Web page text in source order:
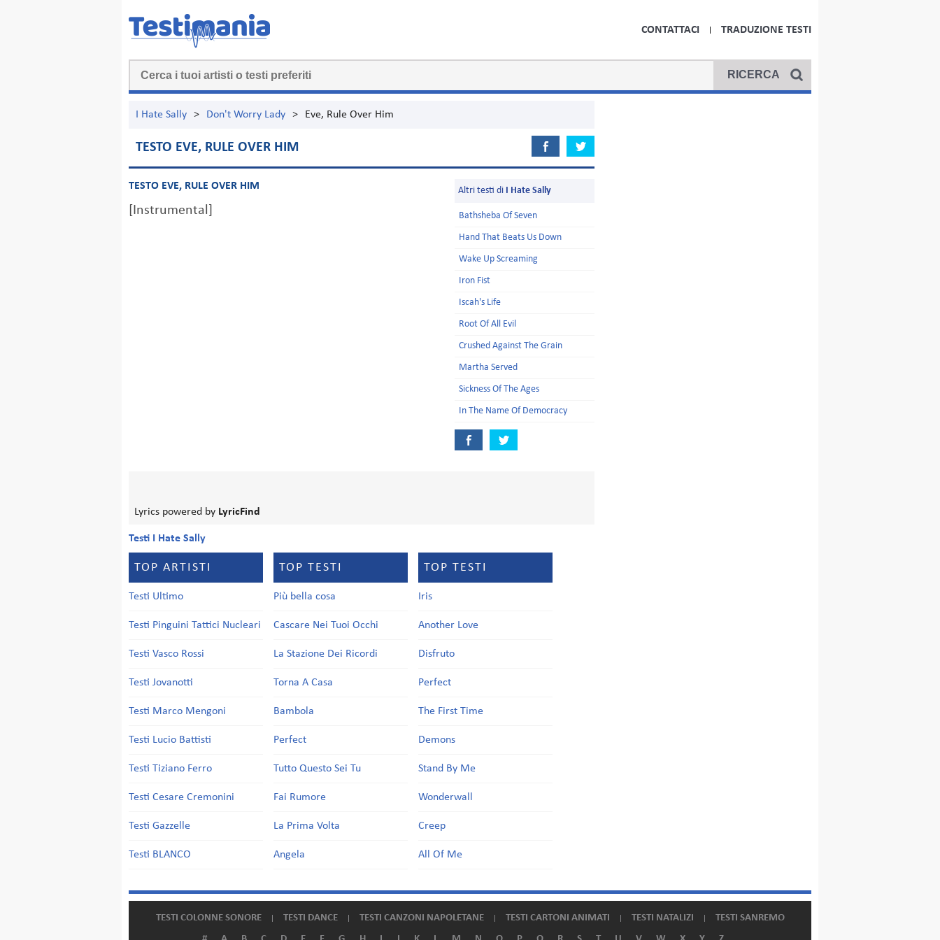
CONTATTACI TRADUZIONE TESTI
I Hate Sally > Don't Worry Lady > Eve, Rule Over Him
TESTO EVE, RULE OVER HIM
TESTO EVE, RULE OVER HIM
[Instrumental]
Altri testi di I Hate Sally
Bathsheba Of Seven
Hand That Beats Us Down
Wake Up Screaming
Iron Fist
Iscah's Life
Root Of All Evil
Crushed Against The Grain
Martha Served
Sickness Of The Ages
In The Name Of Democracy
Lyrics powered by LyricFind
Testi I Hate Sally
TOP ARTISTI
Testi Ultimo
Testi Pinguini Tattici Nucleari
Testi Vasco Rossi
Testi Jovanotti
Testi Marco Mengoni
Testi Lucio Battisti
Testi Tiziano Ferro
Testi Cesare Cremonini
Testi Gazzelle
Testi BLANCO
TOP TESTI
Più bella cosa
Cascare Nei Tuoi Occhi
La Stazione Dei Ricordi
Torna A Casa
Bambola
Perfect
Tutto Questo Sei Tu
Fai Rumore
La Prima Volta
Angela
TOP TESTI
Iris
Another Love
Disfruto
Perfect
The First Time
Demons
Stand By Me
Wonderwall
Creep
All Of Me
TESTI COLONNE SONORE TESTI DANCE TESTI CANZONI NAPOLETANE TESTI CARTONI ANIMATI TESTI NATALIZI
TESTI SANREMO